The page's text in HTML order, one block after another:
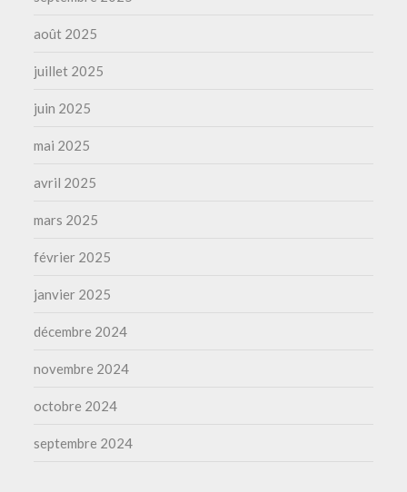
août 2025
juillet 2025
juin 2025
mai 2025
avril 2025
mars 2025
février 2025
janvier 2025
décembre 2024
novembre 2024
octobre 2024
septembre 2024